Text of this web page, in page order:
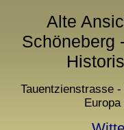
Alte
Schöneberg
Tauentzienstrasse